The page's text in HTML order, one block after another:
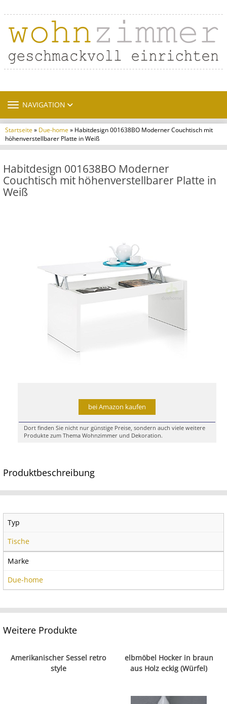
TOGGLE NAVIGATION
NAVIGATION
Startseite» Due-home» Habitdesign 001638BO Moderner Couchtisch mit
höhenverstellbarer Platte in Weiß
Habitdesign 001638BO Moderner
Couchtisch mit höhenverstellbarer Platte in
Weiß
bei Amazon kaufen
Dort finden Sie nicht nur günstige Preise, sondern auch viele weitere
Produkte zum Thema Wohnzimmer und Dekoration.
Produktbeschreibung
Typ
Tische
Marke
Due-home
Weitere Produkte
Amerikanischer Sessel retro
style
elbmöbel Hocker in braun
aus Holz eckig (Würfel)